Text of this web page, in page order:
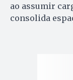
ao assumir
consolida